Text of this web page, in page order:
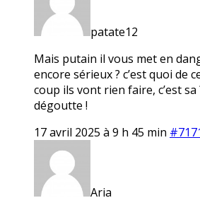
patate12
Mais putain il vous met en
encore sérieux ? c’est quoi de
coup ils vont rien faire, c’est sa
dégoutte !
17 avril 2025 à 9 h 45 min
Aria